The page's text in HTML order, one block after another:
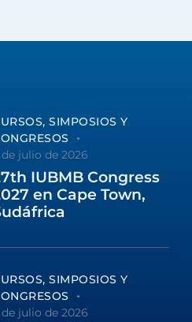
SIMPOSIOS Y
julio de 2026
IUBMB Congress
en Cape Town,
SIMPOSIOS Y
julio de 2026